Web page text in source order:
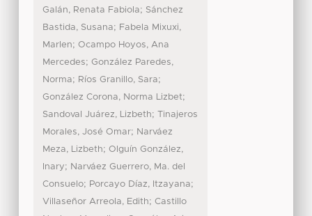
Galán, Renata Fabiola; Sánchez
Bastida, Susana; Fabela Mixuxi,
Marlen; Ocampo Hoyos, Ana
Mercedes; González Paredes,
Norma; Ríos Granillo, Sara;
González Corona, Norma Lizbet;
Sandoval Juárez, Lizbeth; Tinajeros
Morales, José Omar; Narváez
Meza, Lizbeth; Olguín González,
Inary; Narváez Guerrero, Ma. del
Consuelo; Porcayo Díaz, Itzayana;
Villaseñor Arreola, Edith; Castillo